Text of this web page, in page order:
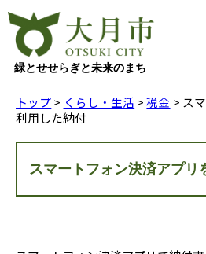
緑とせせらぎと未来のまち
トップ> くらし・生活 >税金 > ス
利用した納付
スマートフォン決済アプリ